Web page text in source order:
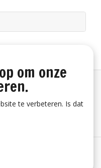
om onze
te verbeteren. Is dat